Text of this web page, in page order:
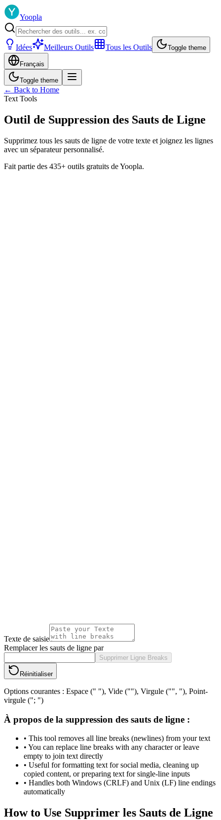
Yoopla
Idées Meilleurs Outils Tous les Outils Toggle theme
Français
Toggle theme
← Back to Home
Text Tools
Outil de Suppression des Sauts de Ligne
Supprimez tous les sauts de ligne de votre texte et joignez les lignes
avec un séparateur personnalisé.
Fait partie des 435+ outils gratuits de Yoopla.
Texte de saisie
Remplacer les sauts de ligne par
Supprimer Ligne Breaks
Réinitialiser
Options courantes : Espace (" "), Vide (""), Virgule ("", "), Point-
virgule ("; ")
À propos de la suppression des sauts de ligne :
• This tool removes all line breaks (newlines) from your text
• You can replace line breaks with any character or leave
empty to join text directly
• Useful for formatting text for social media, cleaning up
copied content, or preparing text for single-line inputs
• Handles both Windows (CRLF) and Unix (LF) line endings
automatically
How to Use Supprimer les Sauts de Ligne